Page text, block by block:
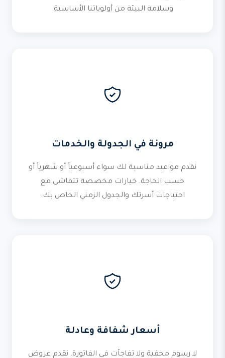
وسلامة البيئة من أولوياتنا الأساسية.
مرونة في الجدولة والخدمات
نقدم مواعيد مناسبة لك سواء أسبوعياً أو شهرياً أو
حسب الحاجة. خيارات مخصصة تتماشى مع
احتياجات أسرتك والجدول الزمني الخاص بك.
أسعار شفافة وعادلة
لا رسوم مخفية ولا تفاجآت في الفاتورة. نقدم عروض